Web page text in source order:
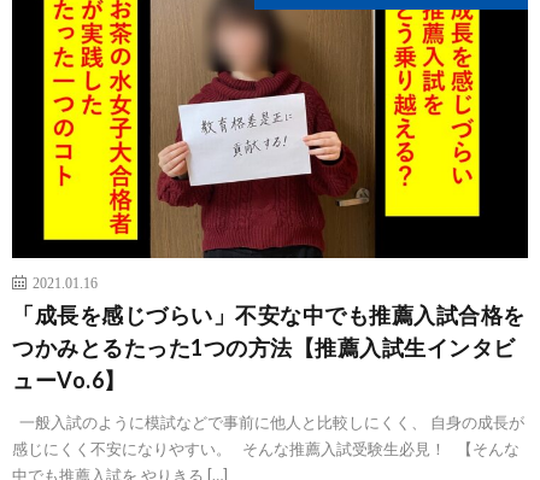
2021.01.16
「成長を感じづらい」不安な中でも推薦入試合格を
つかみとるたった1つの方法【推薦入試生インタビ
ューVo.6】
一般入試のように模試などで事前に他人と比較しにくく、 自身の成長が
感じにくく不安になりやすい。 そんな推薦入試受験生必見！ 【そんな
中でも推薦入試を やりきる […]